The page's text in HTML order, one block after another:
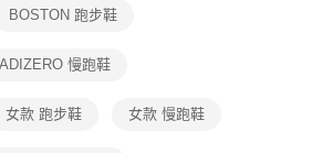
support/home
公司提供之「AFTEE先享後付」服務完成之交
公司。
BOSTON 跑步鞋
ADIZERO 慢跑鞋
女款 跑步鞋 女款 慢跑鞋